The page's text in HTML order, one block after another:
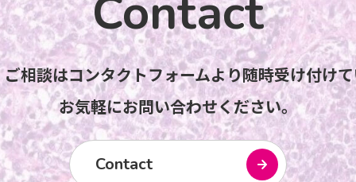
相談はコンタクトフォームより随時受け付け
お気軽にお問い合わせください。
Contact